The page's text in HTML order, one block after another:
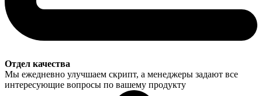
Отдел качества
Мы ежедневно улучшаем скрипт, а менеджеры задают все
интересующие вопросы по вашему продукту